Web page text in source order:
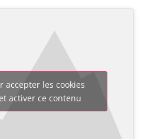
accepter les cookies
activer ce contenu